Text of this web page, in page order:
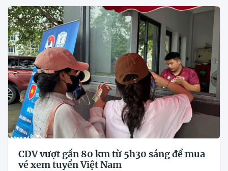
CĐV vượt gần 80 km từ 5h30 sáng để mua
vé xem tuyển Việt Nam